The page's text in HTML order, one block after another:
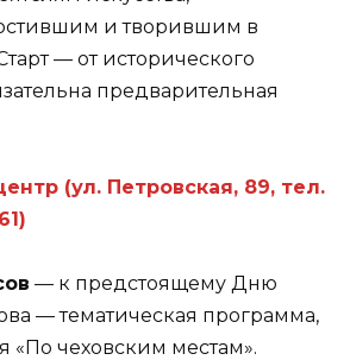
и творившим в
— от исторического
предварительная
(ул. Петровская, 89, тел.
— к предстоящему Дню
— тематическая программа,
«По чеховским местам».